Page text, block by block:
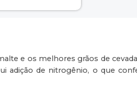
e os melhores grãos de
adição de nitrogênio, o que